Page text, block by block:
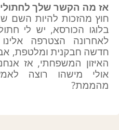
אז מה הקשר שלך
חוץ מהזכות להיות השם
בלוגו הכורסא, יש לי
לאחרונה הצטרפה
חדשה חבקנית ומלטפת,
האיזון המשפחתי, אז
אולי מישהו רוצה
מהממת?